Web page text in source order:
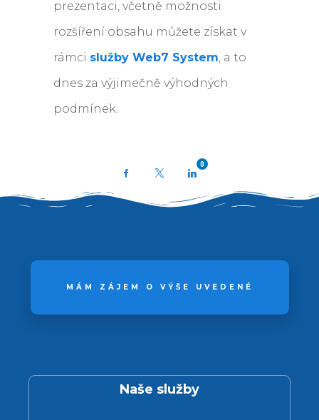
prezentaci, včetně možnosti
rozšíření obsahu můžete získat v
rámci služby Web7 System , a to
dnes za výjimečně výhodných
podmínek.
Facebook
0
MÁM ZÁJEM O VÝŠE UVEDENÉ
Naše služby